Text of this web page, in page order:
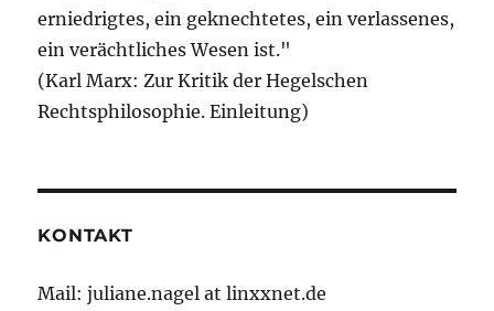
erniedrigtes, ein geknechtetes, ein verlassenes,
ein verächtliches Wesen ist."
(Karl Marx: Zur Kritik der Hegelschen
Rechtsphilosophie. Einleitung)
KONTAKT
Mail: juliane.nagel at linxxnet.de